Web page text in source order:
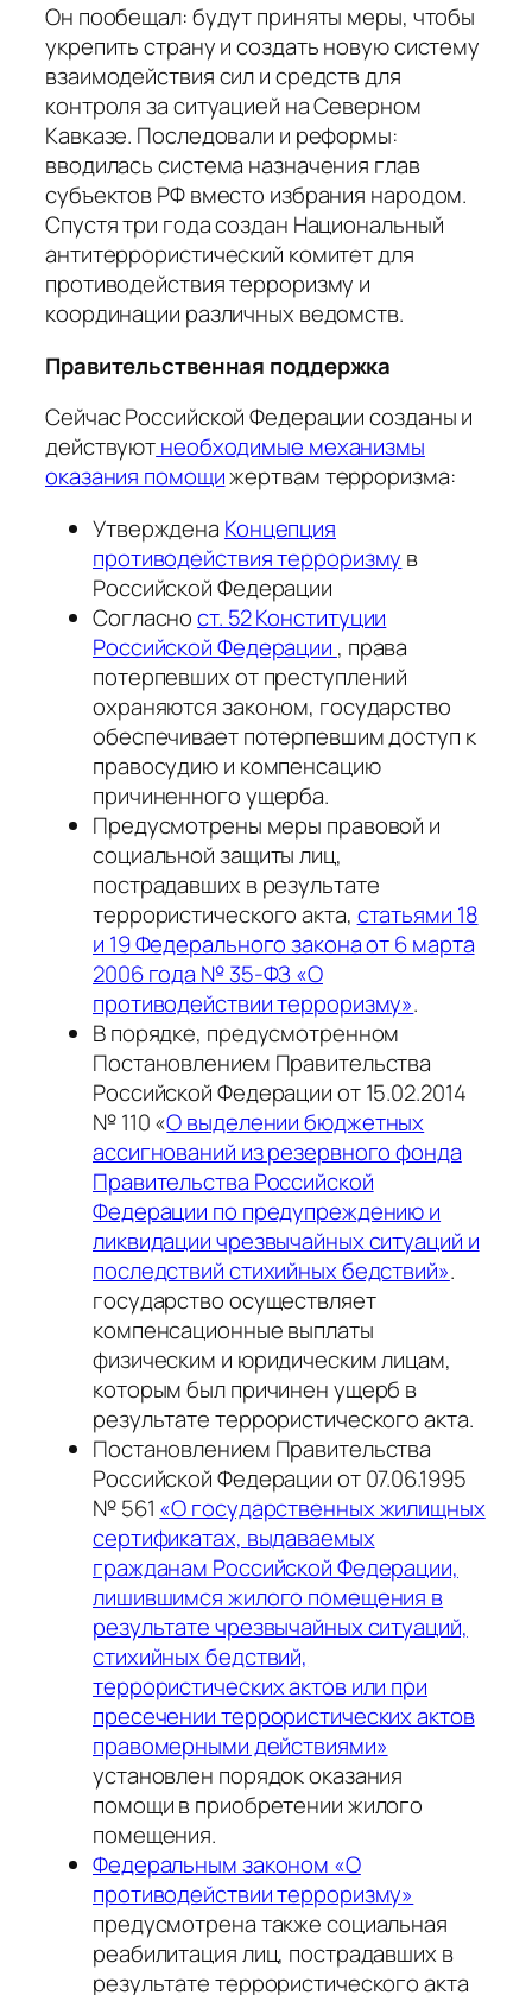
Он пообещал: будут приняты меры, чтобы
укрепить страну и создать новую систему
взаимодействия сил и средств для
контроля за ситуацией на Северном
Кавказе. Последовали и реформы:
вводилась система назначения глав
субъектов РФ вместо избрания народом.
Спустя три года создан Национальный
антитеррористический комитет для
противодействия терроризму и
координации различных ведомств.
Правительственная поддержка
Сейчас Российской Федерации созданы и
действуютнеобходимые механизмы
оказания помощижертвам терроризма:
Утверждена Концепция
противодействия терроризму в
Российской Федерации
Согласност. 52 Конституции
Российской Федерации , права
потерпевших от преступлений
охраняются законом, государство
обеспечивает потерпевшим доступ к
правосудию и компенсацию
причиненного ущерба.
Предусмотрены меры правовой и
социальной защиты лиц,
пострадавших в результате
террористического акта, статьями 18
и 19 Федерального закона от 6 марта
2006 года № 35-ФЗ «О
противодействии терроризму».
В порядке, предусмотренном
Постановлением Правительства
Российской Федерации от 15.02.2014
№ 110 «О выделении бюджетных
ассигнований из резервного фонда
Правительства Российской
Федерации по предупреждению и
ликвидации чрезвычайных ситуаций и
последствий стихийных бедствий».
государство осуществляет
компенсационные выплаты
физическим и юридическим лицам,
которым был причинен ущерб в
результате террористического акта.
Постановлением Правительства
Российской Федерации от 07.06.1995
№ 561 «О государственных жилищных
сертификатах, выдаваемых
гражданам Российской Федерации,
лишившимся жилого помещения в
результате чрезвычайных ситуаций,
стихийных бедствий,
террористических актов или при
пресечении террористических актов
правомерными действиями»
установлен порядок оказания
помощи в приобретении жилого
помещения.
Федеральным законом «О
противодействии терроризму»
предусмотрена также социальная
реабилитация лиц, пострадавших в
результате террористического акта